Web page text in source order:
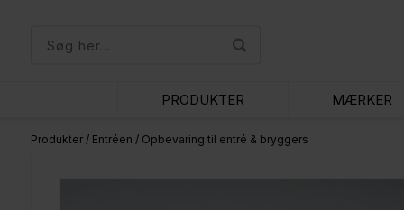
PRODUKTER MÆRKER
Produkter/ Entréen / Opbevaring til entré & bryggers